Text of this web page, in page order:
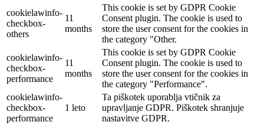
cookielawinfo-
checkbox-
others
11
months
This cookie is set by GDPR Cookie
Consent plugin. The cookie is used to
store the user consent for the cookies in
the category "Other.
cookielawinfo-
checkbox-
performance
11
months
This cookie is set by GDPR Cookie
Consent plugin. The cookie is used to
store the user consent for the cookies in
the category "Performance".
cookielawinfo-
checkbox-
performance
1 leto
Ta piškotek uporablja vtičnik za
upravljanje GDPR. Piškotek shranjuje
nastavitve GDPR.